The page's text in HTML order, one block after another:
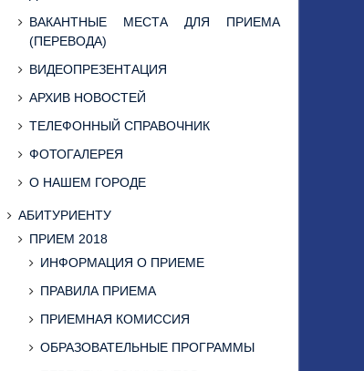
ВАКАНТНЫЕ МЕСТА ДЛЯ ПРИЕМА
(ПЕРЕВОДА)
ВИДЕОПРЕЗЕНТАЦИЯ
АРХИВ НОВОСТЕЙ
ТЕЛЕФОННЫЙ СПРАВОЧНИК
ФОТОГАЛЕРЕЯ
О НАШЕМ ГОРОДЕ
АБИТУРИЕНТУ
ПРИЕМ 2018
ИНФОРМАЦИЯ О ПРИЕМЕ
ПРАВИЛА ПРИЕМА
ПРИЕМНАЯ КОМИССИЯ
ОБРАЗОВАТЕЛЬНЫЕ ПРОГРАММЫ